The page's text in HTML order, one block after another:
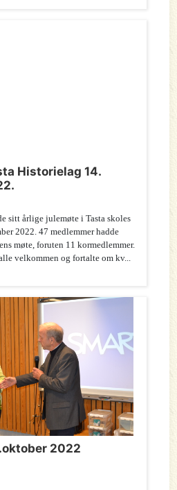
Historielag 14.
sitt årlige julemøte i Tasta skoles
2022. 47 medlemmer hadde
møte, foruten 11 kormedlemmer.
velkommen og fortalte om kv...
2022